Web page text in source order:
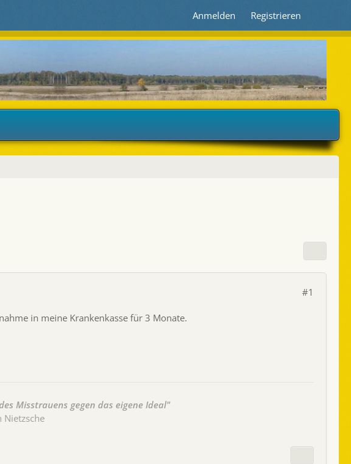
Anmelden Registrieren
#1
in meine Krankenkasse für 3 Monate.
Misstrauens gegen das eigene Ideal"
Nietzsche